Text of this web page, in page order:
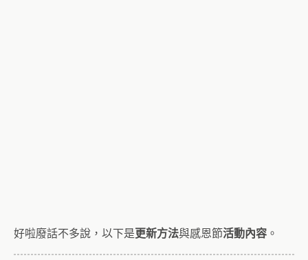
好啦廢話不多說，以下是更新方法與感恩節活動內容 。